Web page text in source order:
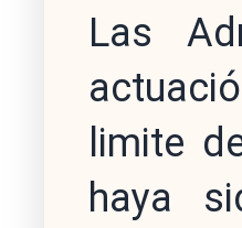
Las
limite
haya